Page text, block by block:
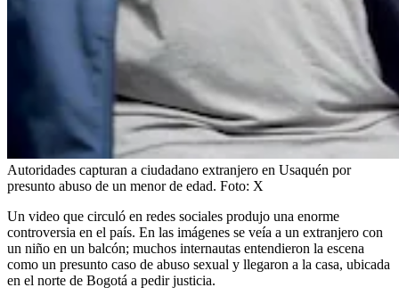
Autoridades capturan a ciudadano extranjero en Usaquén por
presunto abuso de un menor de edad. Foto: X
Un video que circuló en redes sociales produjo una enorme
controversia en el país. En las imágenes se veía a un extranjero con
un niño en un balcón; muchos internautas entendieron la escena
como un presunto caso de abuso sexual y llegaron a la casa, ubicada
en el norte de Bogotá a pedir justicia.